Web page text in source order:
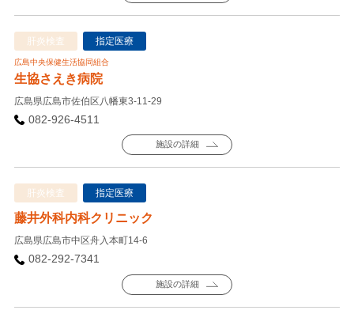
肝炎検査 指定医療
広島中央保健生活協同組合
生協さえき病院
広島県広島市佐伯区八幡東3-11-29
082-926-4511
施設の詳細
肝炎検査 指定医療
藤井外科内科クリニック
広島県広島市中区舟入本町14-6
082-292-7341
施設の詳細